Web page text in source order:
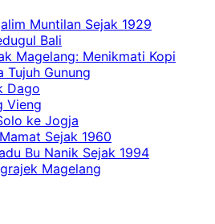
Muntilan Sejak 1929
Bali
Magelang: Menikmati Kopi
Tujuh Gunung
Dago
Vieng
ke Jogja
Sejak 1960
Bu Nanik Sejak 1994
Magelang